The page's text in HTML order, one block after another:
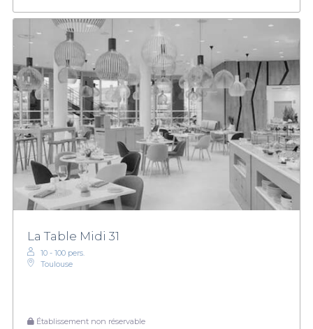
La Table Midi 31
10 - 100 pers.
Toulouse
Établissement non réservable